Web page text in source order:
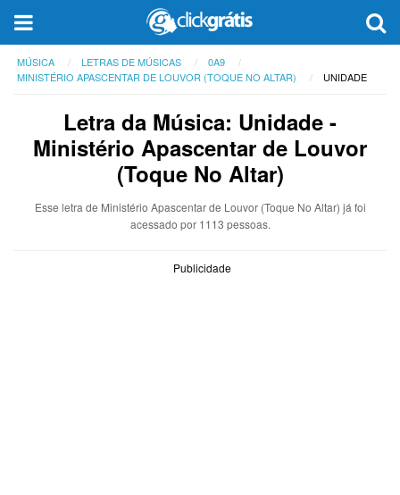
MÚSICA LETRAS DE MÚSICAS
0A9
MINISTÉRIO APASCENTAR DE LOUVOR (TOQUE NO ALTAR)
UNIDADE
Letra da Música: Unidade -
Ministério Apascentar de Louvor
(Toque No Altar)
Esse letra de Ministério Apascentar de Louvor (Toque No Altar) já foi
acessado por 1113 pessoas.
Publicidade